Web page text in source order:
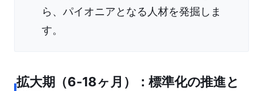
ら、パイオニアとなる人材を発掘しま
す。
拡大期（6-18ヶ月）：標準化の推進と